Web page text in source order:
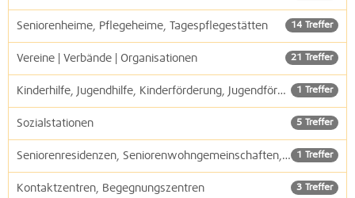
14 Treffer
Seniorenheime, Pflegeheime, Tagespflegestätten
21 Treffer
Vereine | Verbände | Organisationen
1 Treffer
Kinderhilfe, Jugendhilfe, Kinderförderung, Jugendförderung
5 Treffer
Sozialstationen
1 Treffer
Seniorenresidenzen, Seniorenwohngemeinschaften, Senioren Servicewohnen
3 Treffer
Kontaktzentren, Begegnungszentren